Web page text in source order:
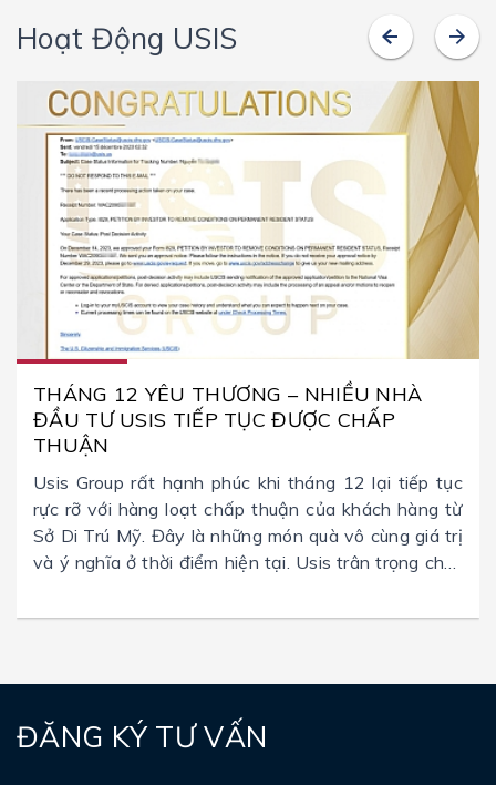
Hoạt Động USIS
THÁNG 12 YÊU THƯƠNG – NHIỀU NHÀ
ĐẦU TƯ USIS TIẾP TỤC ĐƯỢC CHẤP
THUẬN
Usis Group rất hạnh phúc khi tháng 12 lại tiếp tục
rực rỡ với hàng loạt chấp thuận của khách hàng từ
Sở Di Trú Mỹ. Đây là những món quà vô cùng giá trị
và ý nghĩa ở thời điểm hiện tại. Usis trân trọng chúc
trong tháng vừa qua
ĐĂNG KÝ TƯ VẤN